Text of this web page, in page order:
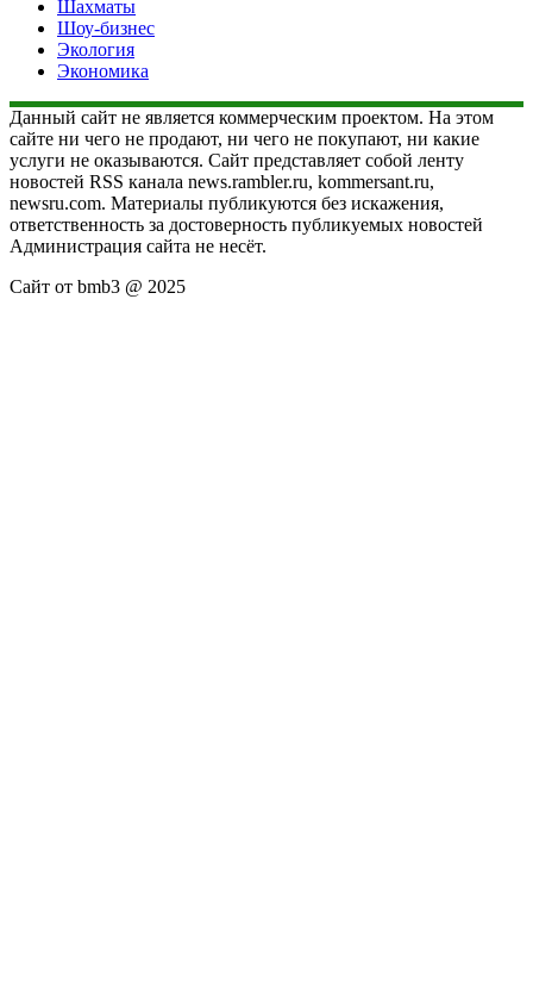
Шахматы
Шоу-бизнес
Экология
Экономика
Данный сайт не является коммерческим проектом. На этом
сайте ни чего не продают, ни чего не покупают, ни какие
услуги не оказываются. Сайт представляет собой ленту
новостей RSS канала news.rambler.ru, kommersant.ru,
newsru.com. Материалы публикуются без искажения,
ответственность за достоверность публикуемых новостей
Администрация сайта не несёт.
Сайт от bmb3 @ 2025